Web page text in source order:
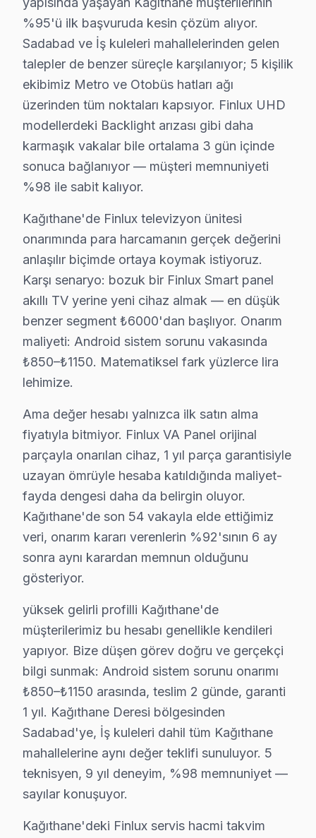
Finlux'a özgü Güç kartı arızası arızası dahil tüm
Yazılı taahhüt: Her Kağıthane Finlux servis
7/24 bu marka Destek Hattı: Kağıthane'den tamir
Kağıthane'de Finlux Orijinal Parça – 2 Yıl
Finlux TV Tamir Fiyatı – Kağıthane
Kağıthane'de Finlux TV onarım işlemi maliyetini
Kağıthane arıza türüne göre tamir bedelleri (2025):
• LED backlight tamiri: ₺500 – ₺2.000
• Anakart tamiri/değişimi: ₺500 – ₺1.800
• Güç kartı (power board) tamiri: ₺400 – ₺1.200
• T-Con kartı değişimi: ₺350 – ₺900
• Ses kartı/hoparlör tamiri: ₺300 – ₺700
• Yazılım güncelleme ve hata giderme: ₺200 – ₺500
• Kapasitör değişimi (anakart): ₺250 – ₺600
Kağıthane'de fiyata dahil olanlar:
• Arıza tespiti (teşhis)
• İşçilik maliyeti
• 2 yıl garanti (parça + işçilik)
• Sigortalı taşıma (gerekirse)
Kağıthane'da Finlux TV için fiyat almak: Hattımızı
Kağıthane'da Finlux Servis Garantisi – 2 Yıl
Finlux TV Servis Garanti Belgesi – Yazılı ve İmzalı Güvence
Kağıthane'da yaptığımız Finlux ekran
Kağıthane garanti detayları:
• Kağıthane'de 24 aya kadar işçilik güvencesi
• Kağıthane servisimizde orijinal parça
• Garanti dışı hasar bu değilse ek ücret istenmez
• Kağıthane'de her işlem kayıt altında; müşteri
Kağıthane'de neyi garanti etmiyoruz?
Fiziksel hasar (düşme, kırık), su baskını, yıldırım
Kağıthane'da Finlux onarımı → garantili, belgeli,
Kağıthane Finlux Ekspres Servis – Sabah Ara,
TV arızası beklemez — biz de bekletmeyiz.
%95'ü ilk başvuruda kesin çözüm alıyor.
Sadabad ve İş kuleleri mahallelerinden gelen
talepler de benzer süreçle karşılanıyor; 5 kişilik
ekibimiz Metro ve Otobüs hatları ağı
üzerinden tüm noktaları kapsıyor. Finlux UHD
modellerdeki Backlight arızası gibi daha
karmaşık vakalar bile ortalama 3 gün içinde
sonuca bağlanıyor — müşteri memnuniyeti
%98 ile sabit kalıyor.
Kağıthane'de Finlux televizyon ünitesi
onarımında para harcamanın gerçek değerini
anlaşılır biçimde ortaya koymak istiyoruz.
Karşı senaryo: bozuk bir Finlux Smart panel
akıllı TV yerine yeni cihaz almak — en düşük
benzer segment ₺6000'dan başlıyor. Onarım
maliyeti: Android sistem sorunu vakasında
₺850–₺1150. Matematiksel fark yüzlerce lira
lehimize.
Ama değer hesabı yalnızca ilk satın alma
fiyatıyla bitmiyor. Finlux VA Panel orijinal
parçayla onarılan cihaz, 1 yıl parça garantisiyle
uzayan ömrüyle hesaba katıldığında maliyet-
fayda dengesi daha da belirgin oluyor.
Kağıthane'de son 54 vakayla elde ettiğimiz
veri, onarım kararı verenlerin %92'sının 6 ay
sonra aynı karardan memnun olduğunu
gösteriyor.
yüksek gelirli profilli Kağıthane'de
müşterilerimiz bu hesabı genellikle kendileri
yapıyor. Bize düşen görev doğru ve gerçekçi
bilgi sunmak: Android sistem sorunu onarımı
₺850–₺1150 arasında, teslim 2 günde, garanti
1 yıl. Kağıthane Deresi bölgesinden
Sadabad'ye, İş kuleleri dahil tüm Kağıthane
mahallelerine aynı değer teklifi sunuluyor. 5
teknisyen, 9 yıl deneyim, %98 memnuniyet —
sayılar konuşuyor.
Kağıthane'deki Finlux servis hacmi takvim